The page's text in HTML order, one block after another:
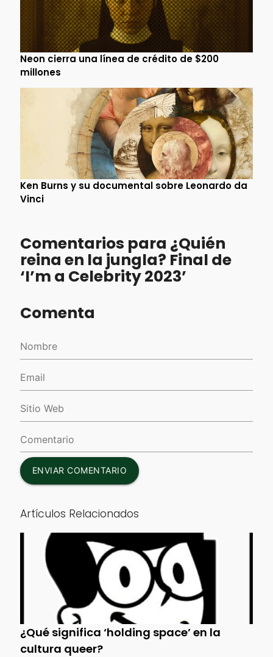
Neon cierra una línea de crédito de $200
millones
Ken Burns y su documental sobre Leonardo da
Vinci
Comentarios para ¿Quién
reina en la jungla? Final de
‘I’m a Celebrity 2023’
Comenta
ENVIAR COMENTARIO
Artículos Relacionados
¿Qué significa ‘holding space’ en la
cultura queer?